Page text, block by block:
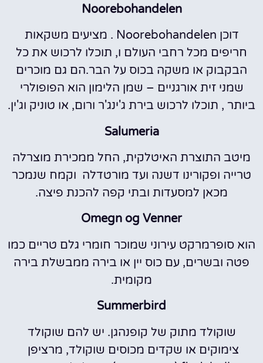
Noorebohandelen
דוכן Noorebohandelen . מציעים משקאות
חריפים מכל רחבי העולם ו, תוכלו לרכוש את כל
הבקבוק או משקה בכוס על הבר.הם גם מוכרים
שמני זית אורגניים – שמן הלימון הוא הפופולרי
ביותר , תוכלו לרכוש בירת ג'ינג'ר ורום, או טוניק וג'ין.
Salumeria
מיטב התוצרת האיטלקית, החל ממכירת מוצרלה
טרייה ופקורינו דשנה ועד מורטדלה וקמח שנמכר
מכאן למסעדות ובתי קפה להכנת פיצה.
Omegn og Venner
הוא סופרמרקט עירוני שמוכר חומרי גלם טריים כמו
פטה ובשרים, עם כוס יין או בירה ממבשלת בירה
מקומית.
Summerbird
שוקולד מתוק של קופנהגן. יש להם שוקולד
צימוקים או שקדים מכוסים שוקולד, מרציפן